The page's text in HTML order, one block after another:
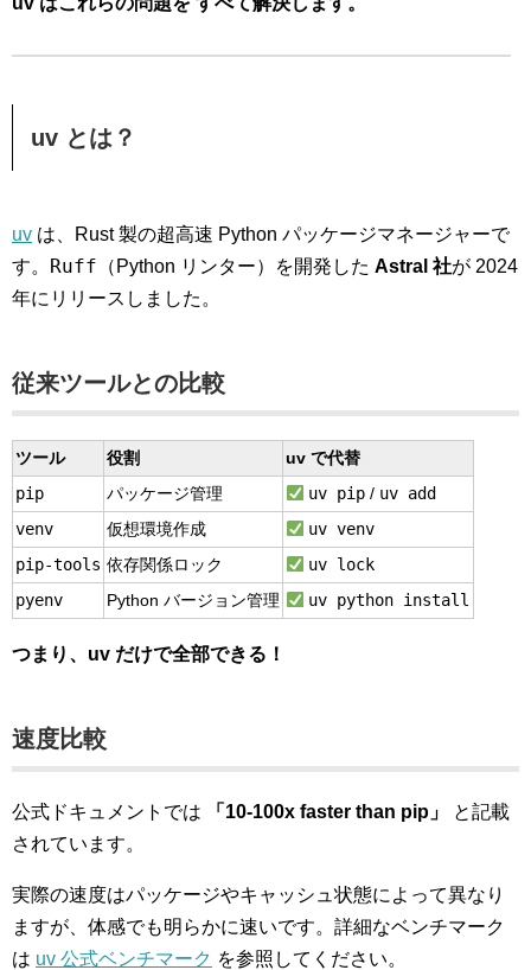
uv とは？
uv は、Rust 製の超高速 Python パッケージマネージャーで
す。 Ruff （Python リンター）を開発した Astral 社が 2024
年にリリースしました。
従来ツールとの比較
ツール 役割 uv で代替
pip パッケージ管理 uv pip / uv add
venv
仮想環境作成
uv venv
pip-tools 依存関係ロック
uv lock
pyenv
Python バージョン管理 uv python install
つまり、uv だけで全部できる！
速度比較
公式ドキュメントでは 「10-100x faster than pip」
と記載
されています。
実際の速度はパッケージやキャッシュ状態によって異なり
ますが、体感でも明らかに速いです。詳細なベンチマーク
は uv 公式ベンチマーク を参照してください。